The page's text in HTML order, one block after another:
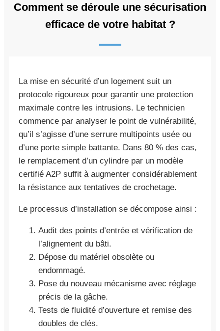
Comment se déroule une sécurisation
efficace de votre habitat ?
La mise en sécurité d’un logement suit un
protocole rigoureux pour garantir une protection
maximale contre les intrusions. Le technicien
commence par analyser le point de vulnérabilité,
qu’il s’agisse d’une serrure multipoints usée ou
d’une porte simple battante. Dans 80 % des cas,
le remplacement d’un cylindre par un modèle
certifié A2P suffit à augmenter considérablement
la résistance aux tentatives de crochetage.
Le processus d’installation se décompose ainsi :
Audit des points d’entrée et vérification de
l’alignement du bâti.
Dépose du matériel obsolète ou
endommagé.
Pose du nouveau mécanisme avec réglage
précis de la gâche.
Tests de fluidité d’ouverture et remise des
doubles de clés.